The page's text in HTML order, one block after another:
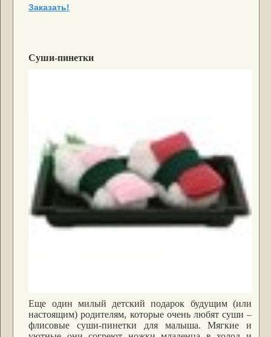
Заказать!
Суши-пинетки
Еще один милый детский подарок будущим (или
настоящим) родителям, которые очень любят суши –
флисовые суши-пинетки для малыша. Мягкие и